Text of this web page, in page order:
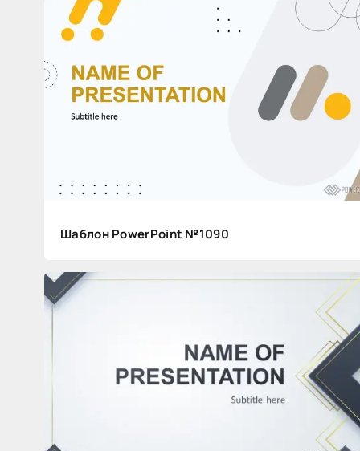
Как
изменить
размер
слайда
Шаблон PowerPoint №1090